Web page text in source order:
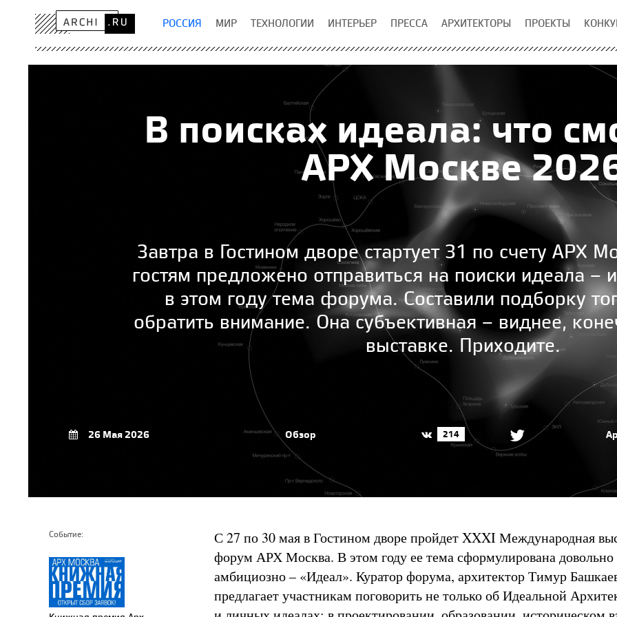
РОССИЯ МИР ТЕХНОЛОГИИ ИНТЕРЬЕР ПРЕССА АРХИТЕКТОРЫ ПРОЕКТЫ
В поисках идеала: что
АРХ Москве
Завтра в Гостином дворе стартует 31 по счету АРХ
гостям предложено отправиться на поиски идеала –
в этом году тема форума. Составили подборку
обратить внимание. Она субъективная – виднее,
выставке. Приходите.
26 Мая 2026 Обзор 214
Событие:
С 27 по 30 мая в Гостином дворе пройдет XXXI Международная
форум АРХ Москва. В этом году ее тема сформулирована довольно
амбициозно – «Идеал». Куратор форума, архитектор Тимур
предлагает участникам поговорить не только об Идеальной